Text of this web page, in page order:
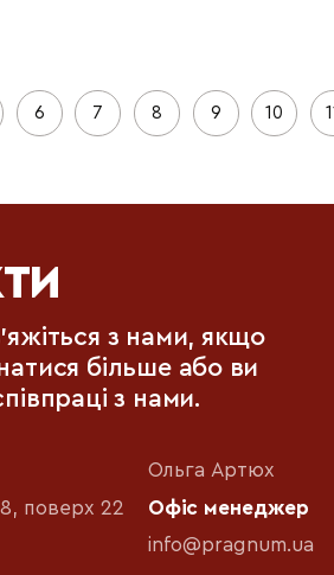
6 7 8 9 10
з нами, якщо
більше або ви
з нами.
поверх 22
Ольга Артюх
Офіс менеджер
info@pragnum.ua